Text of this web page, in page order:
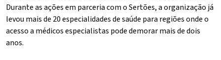
Durante as ações em parceria com o Sertões, a organização já
levou mais de 20 especialidades de saúde para regiões onde o
acesso a médicos especialistas pode demorar mais de dois
anos.